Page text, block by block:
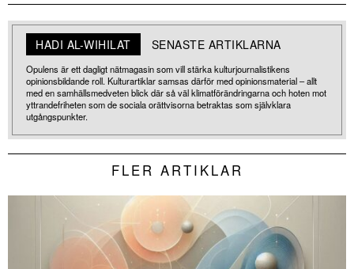
HADI AL-WIHILAT SENASTE ARTIKLARNA
Opulens är ett dagligt nätmagasin som vill stärka kulturjournalistikens
opinionsbildande roll. Kulturartiklar samsas därför med opinionsmaterial – allt
med en samhällsmedveten blick där så väl klimatförändringarna och hoten mot
yttrandefriheten som de sociala orättvisorna betraktas som självklara
utgångspunkter.
FLER ARTIKLAR